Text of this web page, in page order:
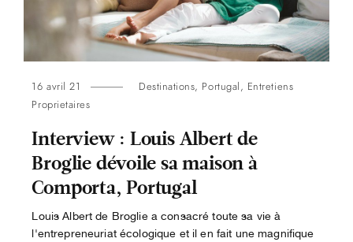
16 avril 21 Destinations, Portugal, Entretiens
Proprietaires
Interview : Louis Albert de
Broglie dévoile sa maison à
Comporta, Portugal
Louis Albert de Broglie a consacré toute sa vie à
l'entrepreneuriat écologique et il en fait une magnifique